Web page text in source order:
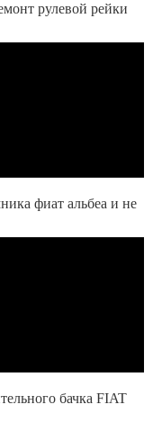
рулевой рейки
фиат альбеа и не
бачка FIAT